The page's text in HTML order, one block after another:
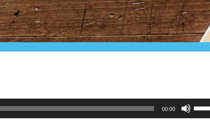
00:00
les